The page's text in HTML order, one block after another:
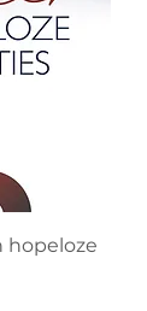
hopeloze